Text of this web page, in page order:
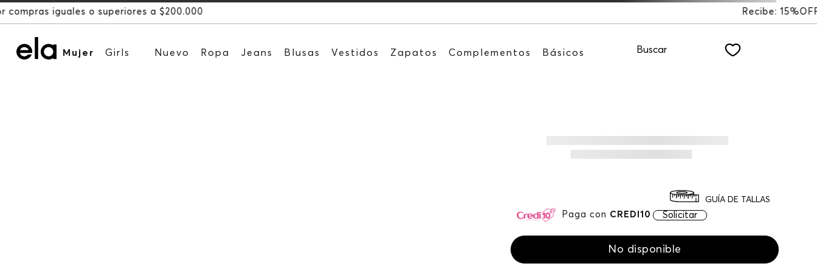
Recibe: 15%OFF suscribiéndote a nuestro NEWSLETTER
Mujer Girls Nuevo Ropa Jeans Blusas Vestidos Zapatos Complementos Básicos Buscar
Paga con CREDI10 Solicitar
GUÍA DE TALLAS
No disponible